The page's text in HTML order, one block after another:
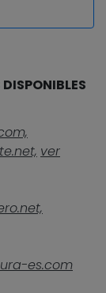
ver
es.com